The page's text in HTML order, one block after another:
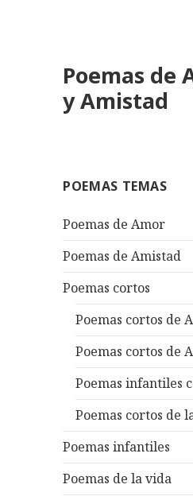
Poemas de
y Amistad
POEMAS TEMAS
Poemas de Amor
Poemas de Amistad
Poemas cortos
Poemas cortos de
Poemas cortos de
Poemas infantiles
Poemas cortos de
Poemas infantiles
Poemas de la vida